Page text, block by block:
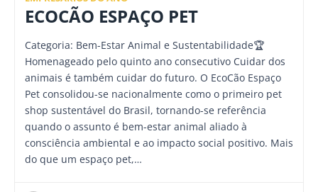
ECOCÃO ESPAÇO PET
Categoria: Bem-Estar Animal e Sustentabilidade🏆
Homenageado pelo quinto ano consecutivo Cuidar dos
animais é também cuidar do futuro. O EcoCão Espaço
Pet consolidou-se nacionalmente como o primeiro pet
shop sustentável do Brasil, tornando-se referência
quando o assunto é bem-estar animal aliado à
consciência ambiental e ao impacto social positivo. Mais
do que um espaço pet,…